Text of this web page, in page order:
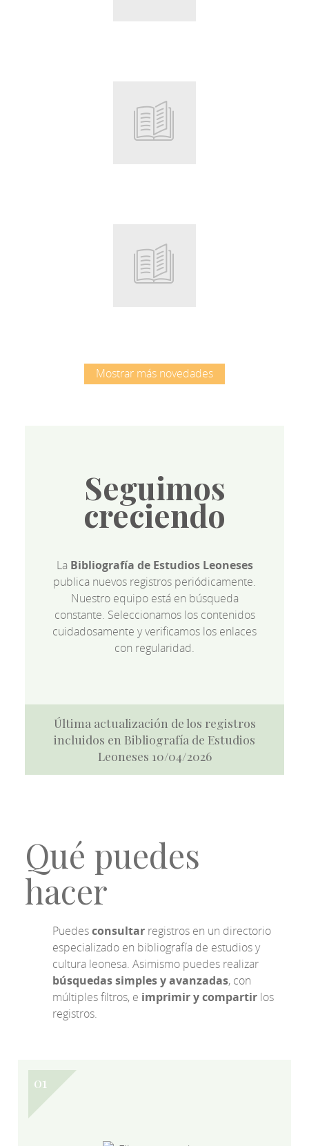
Root
Root
Mostrar más novedades
Seguimos
creciendo
La Bibliografía de Estudios Leoneses
publica nuevos registros periódicamente.
Nuestro equipo está en búsqueda
constante. Seleccionamos los contenidos
cuidadosamente y verificamos los enlaces
con regularidad.
Última actualización de los registros
incluidos en Bibliografía de Estudios
Leoneses 10/04/2026
Qué puedes
hacer
Puedesconsultar registros en un directorio
especializado en bibliografía de estudios y
cultura leonesa. Asimismo puedes realizar
búsquedas simples y avanzadas, con
múltiples filtros, e imprimir y compartir los
registros.